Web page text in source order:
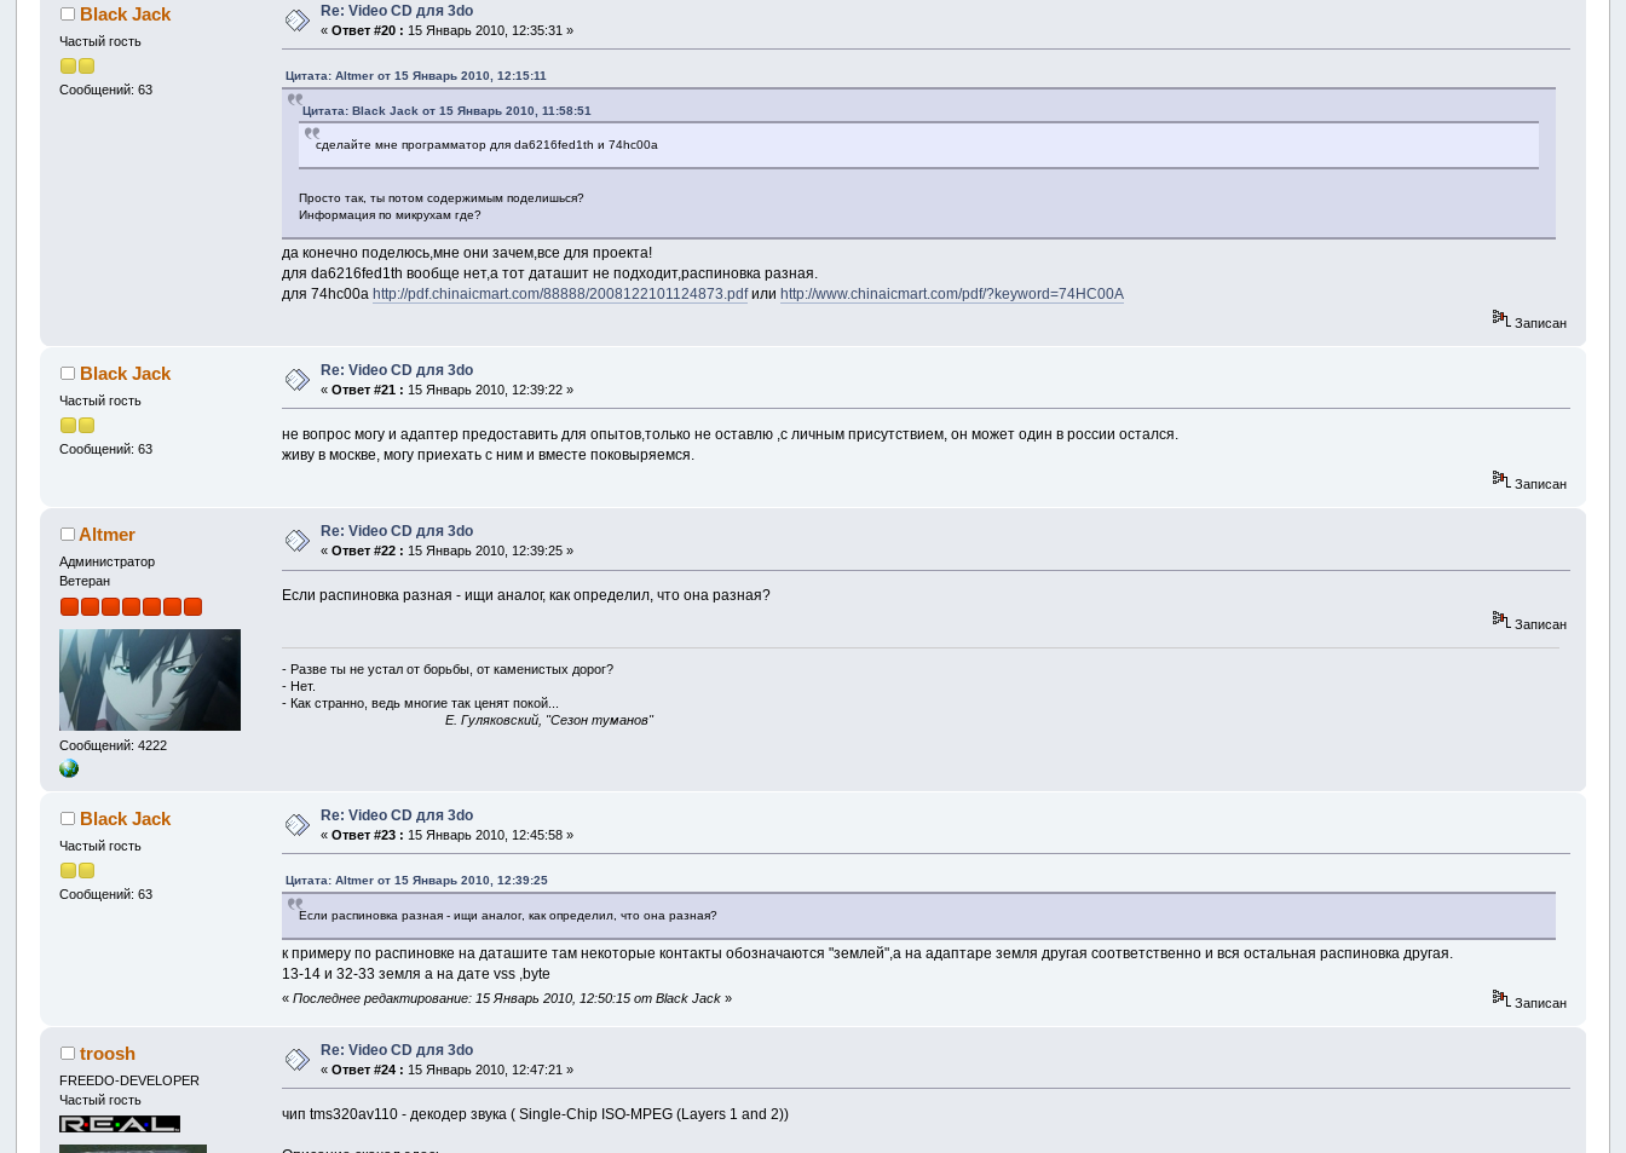
Black Jack
Частый гость
Сообщений: 63
Re: Video CD для 3do
«Ответ #20 : 15 Январь 2010, 12:35:31 »
Цитата: Altmer от 15 Январь 2010, 12:15:11
Цитата: Black Jack от 15 Январь 2010, 11:58:51
сделайте мне программатор для da6216fed1th и 74hc00a
Просто так, ты потом содержимым поделишься?
Информация по микрухам где?
да конечно поделюсь,мне они зачем,все для проекта!
для da6216fed1th вообще нет,а тот даташит не подходит,распиновка разная.
для 74hc00ahttp://pdf.chinaicmart.com/88888/2008122101124873.pdfилиhttp://www.chinaicmart.com/pdf/?keyword=74HC00A
Записан
Black Jack
Частый гость
Сообщений: 63
Re: Video CD для 3do
«Ответ #21 : 15 Январь 2010, 12:39:22 »
не вопрос могу и адаптер предоставить для опытов,только не оставлю ,с личным присутствием, он может один в россии остался.
живу в москве, могу приехать с ним и вместе поковыряемся.
Записан
Altmer
Администратор
Ветеран
Сообщений: 4222
Re: Video CD для 3do
«Ответ #22 : 15 Январь 2010, 12:39:25 »
Если распиновка разная - ищи аналог, как определил, что она разная?
Записан
- Разве ты не устал от борьбы, от каменистых дорог?
- Нет.
- Как странно, ведь многие так ценят покой...
E. Гуляковский, "Сезон туманов"
Black Jack
Частый гость
Сообщений: 63
Re: Video CD для 3do
«Ответ #23 : 15 Январь 2010, 12:45:58 »
Цитата: Altmer от 15 Январь 2010, 12:39:25
Если распиновка разная - ищи аналог, как определил, что она разная?
к примеру по распиновке на даташите там некоторые контакты обозначаются "землей",а на адаптаре земля другая соответственно и вся остальная распиновка другая.
13-14 и 32-33 земля а на дате vss ,byte
«Последнее редактирование: 15 Январь 2010, 12:50:15 от Black Jack » Записан
troosh
FREEDO-DEVELOPER
Частый гость
Re: Video CD для 3do
«Ответ #24 : 15 Январь 2010, 12:47:21 »
чип tms320av110 - декодер звука ( Single-Chip ISO-MPEG (Layers 1 and 2))